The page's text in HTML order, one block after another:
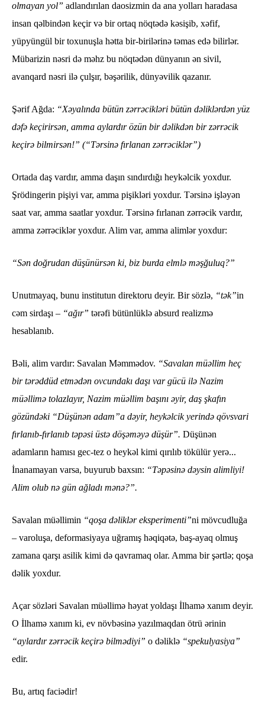
olmayan yol” adlandırılan daosizmin da ana yolları haradasa
insan qəlbindən keçir və bir ortaq nöqtədə kəsişib, xəfif,
yüpyüngül bir toxunuşla hətta bir-birilərinə təmas edə bilirlər.
Mübarizin nəsri də məhz bu nöqtədən dünyanın ən sivil,
avanqard nəsri ilə çulşır, bəşərilik, dünyəvilik qazanır.
Şərif Ağda: “Xəyalında bütün zərrəcikləri bütün dəliklərdən yüz
dəfə keçirirsən, amma aylardır özün bir dəlikdən bir zərrəcik
keçirə bilmirsən!” (“Tərsinə fırlanan zərrəciklər”)
Ortada daş vardır, amma daşın sındırdığı heykəlcik yoxdur.
Şrödingerin pişiyi var, amma pişikləri yoxdur. Tərsinə işləyən
saat var, amma saatlar yoxdur. Tərsinə fırlanan zərrəcik vardır,
amma zərrəciklər yoxdur. Alim var, amma alimlər yoxdur:
“Sən doğrudan düşünürsən ki, biz burda elmlə məşğuluq?”
Unutmayaq, bunu institutun direktoru deyir. Bir sözlə, “tək”in
cəm sirdaşı – “ağır” tərəfi bütünlüklə absurd realizmə
hesablanıb.
Bəli, alim vardır: Savalan Məmmədov. “Savalan müəllim heç
bir tərəddüd etmədən ovcundakı daşı var gücü ilə Nazim
müəllimə tolazlayır, Nazim müəllim başını əyir, daş şkafın
gözündəki “Düşünən adam”a dəyir, heykəlcik yerində qövsvari
fırlanıb-fırlanıb təpəsi üstə döşəməyə düşür”. Düşünən
adamların hamısı gec-tez o heykəl kimi qırılıb tökülür yerə...
İnanamayan varsa, buyurub baxsın: “Təpəsinə dəysin alimliyi!
Alim olub nə gün ağladı mənə?”.
Savalan müəllimin “qoşa dəliklər eksperimenti”ni mövcudluğa
– varoluşa, deformasiyaya uğramış həqiqətə, baş-ayaq olmuş
zamana qarşı asilik kimi də qavramaq olar. Amma bir şərtlə; qoşa
dəlik yoxdur.
Açar sözləri Savalan müəllimə həyat yoldaşı İlhamə xanım deyir.
O İlhamə xanım ki, ev növbəsinə yazılmaqdan ötrü ərinin
“aylardır zərrəcik keçirə bilmədiyi” o dəliklə “spekulyasiya”
edir.
Bu, artıq faciədir!